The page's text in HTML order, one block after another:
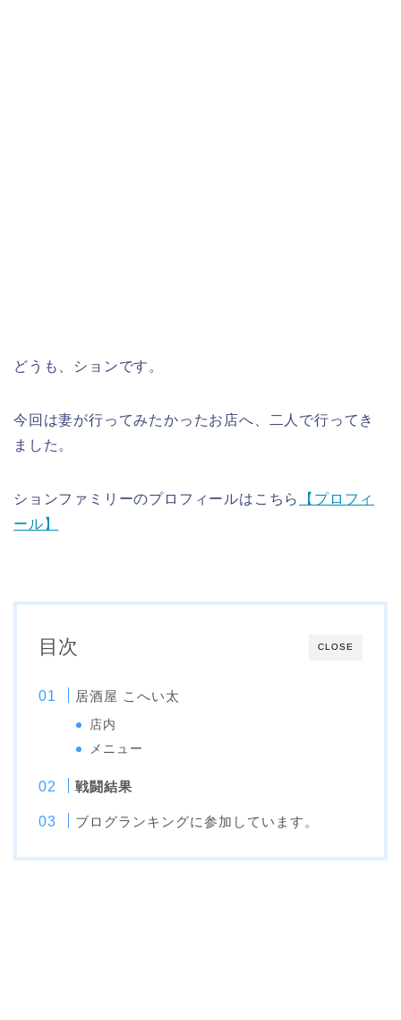
どうも、ションです。
今回は妻が行ってみたかったお店へ、二人で行ってき
ました。
ションファミリーのプロフィールはこちら
【プロフィ
ール】
CLOSE
目次
居酒屋 こへい太
店内
メニュー
戦闘結果
ブログランキングに参加しています。